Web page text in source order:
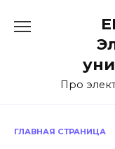
Про
ГЛАВНАЯ СТРАНИЦА